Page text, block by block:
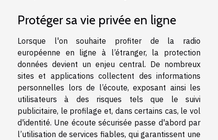
Protéger sa vie privée en ligne
Lorsque l'on souhaite profiter de la radio
européenne en ligne à l’étranger, la protection
données devient un enjeu central. De nombreux
sites et applications collectent des informations
personnelles lors de l’écoute, exposant ainsi les
utilisateurs à des risques tels que le suivi
publicitaire, le profilage et, dans certains cas, le vol
d'identité. Une écoute sécurisée passe d'abord par
l’utilisation de services fiables, qui garantissent une